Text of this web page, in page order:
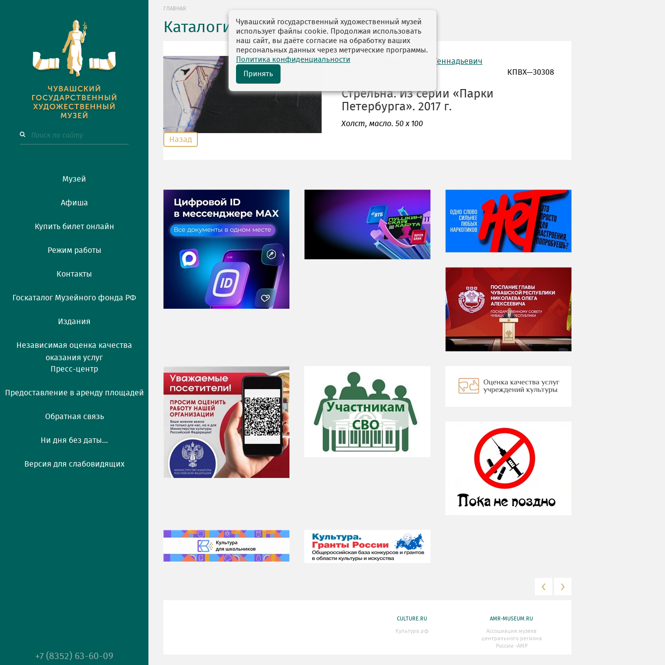
Музей
Афиша
Купить билет онлайн
Режим работы
Контакты
Госкаталог Музейного фонда РФ
Издания
Независимая оценка качества
оказания услуг
Пресс-центр
Предоставление в аренду площадей
Обратная связь
Ни дня без даты...
Версия для слабовидящих
+7 (8352) 63-60-09
ГЛАВНАЯ
Каталоги выставок
автор: Дубровин Федор Геннадьевич
КПВХ—30308
Стрельна. Из серии «Парки
Петербурга». 2017 г.
Холст, масло. 50 х 100
Назад
НИ ДНЯ БЕЗ ДАТЫ...
06 августа
Яков Яковлевич
Вебер
CULTURE.RU
Культура.рф
AMR-MUSEUM.RU
Ассоциация музеев
центрального региона
России -АМР
Чувашский государственный художественный музей
использует файлы cookie. Продолжая использовать
наш сайт, вы даёте согласие на обработку ваших
персональных данных через метрические программы.
Политика конфиденциальности
Принять